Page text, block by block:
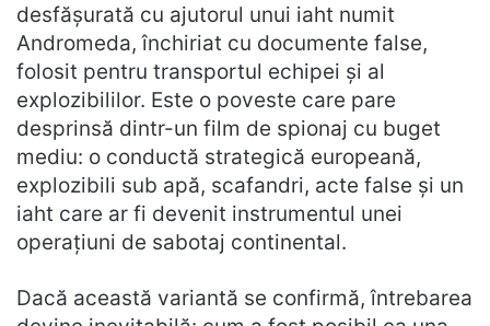
desfășurată cu ajutorul unui iaht numit
Andromeda, închiriat cu documente false,
folosit pentru transportul echipei și al
explozibililor. Este o poveste care pare
desprinsă dintr-un film de spionaj cu buget
mediu: o conductă strategică europeană,
explozibili sub apă, scafandri, acte false și un
iaht care ar fi devenit instrumentul unei
operațiuni de sabotaj continental.
Dacă această variantă se confirmă, întrebarea